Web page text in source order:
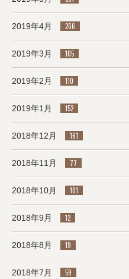
2019年4月 266
2019年3月 105
2019年2月 110
2019年1月 152
2018年12月 161
2018年11月 77
2018年10月 101
2018年9月 12
2018年8月 19
2018年7月 59